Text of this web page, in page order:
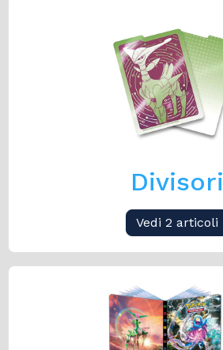
Divisori
Vedi 2 articoli